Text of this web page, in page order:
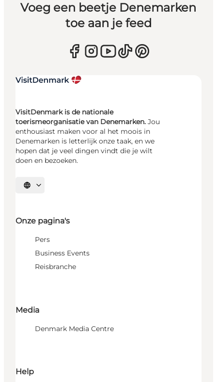
Voeg een beetje Denemarken
toe aan je feed
VisitDenmark is de nationale
toerismeorganisatie van Denemarken. Jou
enthousiast maken voor al het moois in
Denemarken is letterlijk onze taak, en we
hopen dat je veel dingen vindt die je wilt
doen en bezoeken.
Selecteer taal
Onze pagina's
Pers
Business Events
Reisbranche
Media
Denmark Media Centre
Help